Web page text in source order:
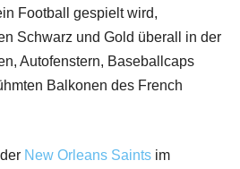
Football gespielt wird,
Schwarz und Gold überall in der
Autofenstern, Baseballcaps
Balkonen des French
New Orleans Saints im